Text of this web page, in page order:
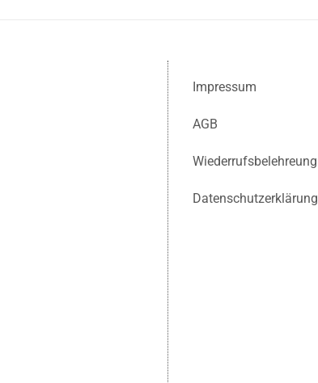
Impressum
AGB
Wiederrufsbelehreung
Datenschutzerklärung